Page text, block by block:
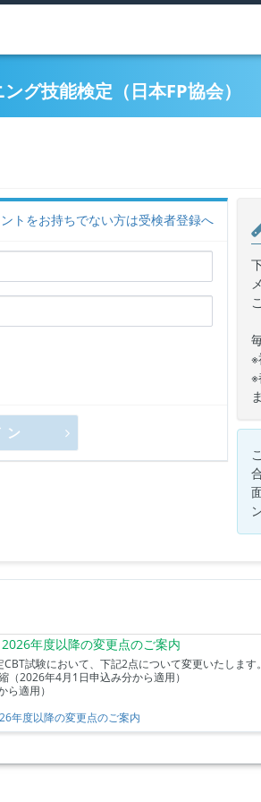
グ技能検定（日本FP協会）
トをお持ちでない方は受検者登録へ
ン
※
※
年度以降の変更点のご案内
試験において、下記2点について変更いたします。
（2026年4月1日申込み分から適用）
ら適用）
年度以降の変更点のご案内